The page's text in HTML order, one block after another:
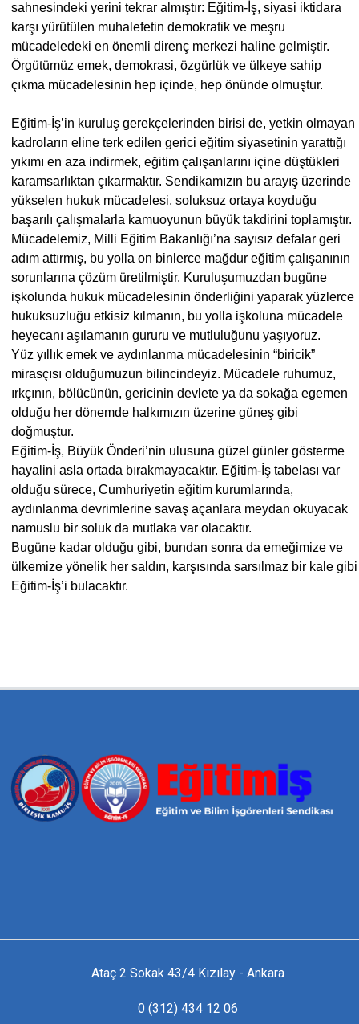
sahnesindeki yerini tekrar almıştır: Eğitim-İş, siyasi iktidara
karşı yürütülen muhalefetin demokratik ve meşru
mücadeledeki en önemli direnç merkezi haline gelmiştir.
Örgütümüz emek, demokrasi, özgürlük ve ülkeye sahip
çıkma mücadelesinin hep içinde, hep önünde olmuştur.
Eğitim-İş’in kuruluş gerekçelerinden birisi de, yetkin olmayan
kadroların eline terk edilen gerici eğitim siyasetinin yarattığı
yıkımı en aza indirmek, eğitim çalışanlarını içine düştükleri
karamsarlıktan çıkarmaktır. Sendikamızın bu arayış üzerinde
yükselen hukuk mücadelesi, soluksuz ortaya koyduğu
başarılı çalışmalarla kamuoyunun büyük takdirini toplamıştır.
Mücadelemiz, Milli Eğitim Bakanlığı’na sayısız defalar geri
adım attırmış, bu yolla on binlerce mağdur eğitim çalışanının
sorunlarına çözüm üretilmiştir. Kuruluşumuzdan bugüne
işkolunda hukuk mücadelesinin önderliğini yaparak yüzlerce
hukuksuzluğu etkisiz kılmanın, bu yolla işkoluna mücadele
heyecanı aşılamanın gururu ve mutluluğunu yaşıyoruz.
Yüz yıllık emek ve aydınlanma mücadelesinin “biricik”
mirasçısı olduğumuzun bilincindeyiz. Mücadele ruhumuz,
ırkçının, bölücünün, gericinin devlete ya da sokağa egemen
olduğu her dönemde halkımızın üzerine güneş gibi
doğmuştur.
Eğitim-İş, Büyük Önderi’nin ulusuna güzel günler gösterme
hayalini asla ortada bırakmayacaktır. Eğitim-İş tabelası var
olduğu sürece, Cumhuriyetin eğitim kurumlarında,
aydınlanma devrimlerine savaş açanlara meydan okuyacak
namuslu bir soluk da mutlaka var olacaktır.
Bugüne kadar olduğu gibi, bundan sonra da emeğimize ve
ülkemize yönelik her saldırı, karşısında sarsılmaz bir kale gibi
Eğitim-İş’i bulacaktır.
Ataç 2 Sokak 43/4 Kızılay - Ankara
0 (312) 434 12 06